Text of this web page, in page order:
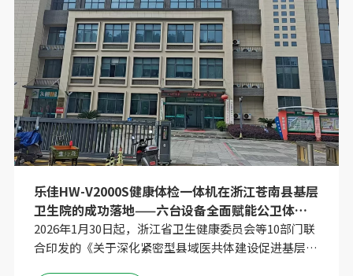
乐佳HW-V2000S健康体检一体机在浙江苍南县基层
卫生院的成功落地——六台设备全面赋能公卫体检
服务升级
2026年1月30日起，浙江省卫生健康委员会等10部门联
合印发的《关于深化紧密型县域医共体建设促进基层医